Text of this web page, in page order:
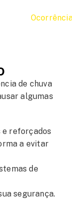
de chuva
algumas
e reforçados
a evitar
de
segurança.